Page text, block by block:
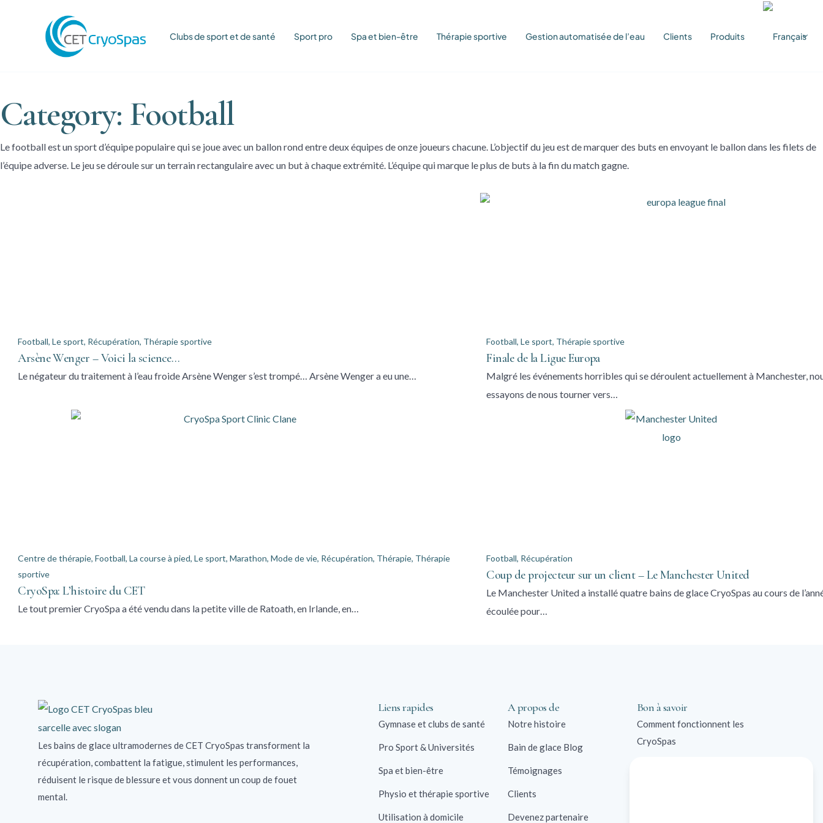
Clubs de sport et de santé Sport pro Spa et bien-être Thérapie sportive Gestion automatisée de l’eau Clients Produits
Category: Football
Le football est un sport d’équipe populaire qui se joue avec un ballon rond entre deux équipes de onze joueurs chacune. L’objectif du jeu est de marquer des buts en envoyant le ballon dans les filets de
l’équipe adverse. Le jeu se déroule sur un terrain rectangulaire avec un but à chaque extrémité. L’équipe qui marque le plus de buts à la fin du match gagne.
Football,Le sport, Récupération, Thérapie sportive
Arsène Wenger – Voici la science…
Le négateur du traitement à l’eau froide Arsène Wenger s’est trompé… Arsène Wenger a eu une…
Football,Le sport, Thérapie sportive
Finale de la Ligue Europa
Malgré les événements horribles qui se déroulent actuellement à Manchester,
essayons de nous tourner vers…
Centre de thérapie,Football,La course à pied,Le sport,Marathon,Mode de vie, Récupération, Thérapie, Thérapie
sportive
CryoSpa: L’histoire du CET
Le tout premier CryoSpa a été vendu dans la petite ville de Ratoath, en Irlande, en…
Football, Récupération
Coup de projecteur sur un client – Le Manchester United
Le Manchester United a installé quatre bains de glace CryoSpas au cours de
écoulée pour…
Les bains de glace ultramodernes de CET CryoSpas transforment la
récupération, combattent la fatigue, stimulent les performances,
réduisent le risque de blessure et vous donnent un coup de fouet
mental.
Liens rapides
Gymnase et clubs de santé
Pro Sport & Universités
Spa et bien-être
Physio et thérapie sportive
Utilisation à domicile
A propos de
Notre histoire
Bain de glace Blog
Témoignages
Clients
Devenez partenaire
Bon à savoir
Comment fonctionnent les
CryoSpas